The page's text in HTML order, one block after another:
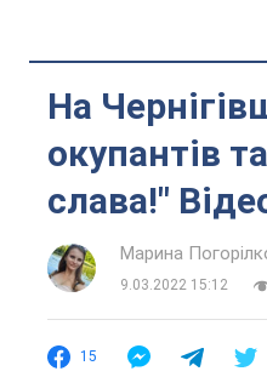
На
окупантів
слава!"
Марина
9.03.2022 15:12
15